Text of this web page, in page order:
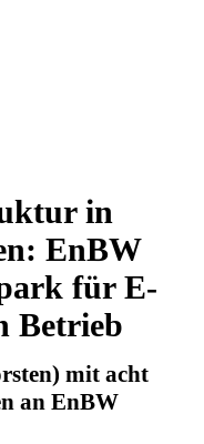
in
EnBW
für E-
Betrieb
mit acht
an EnBW